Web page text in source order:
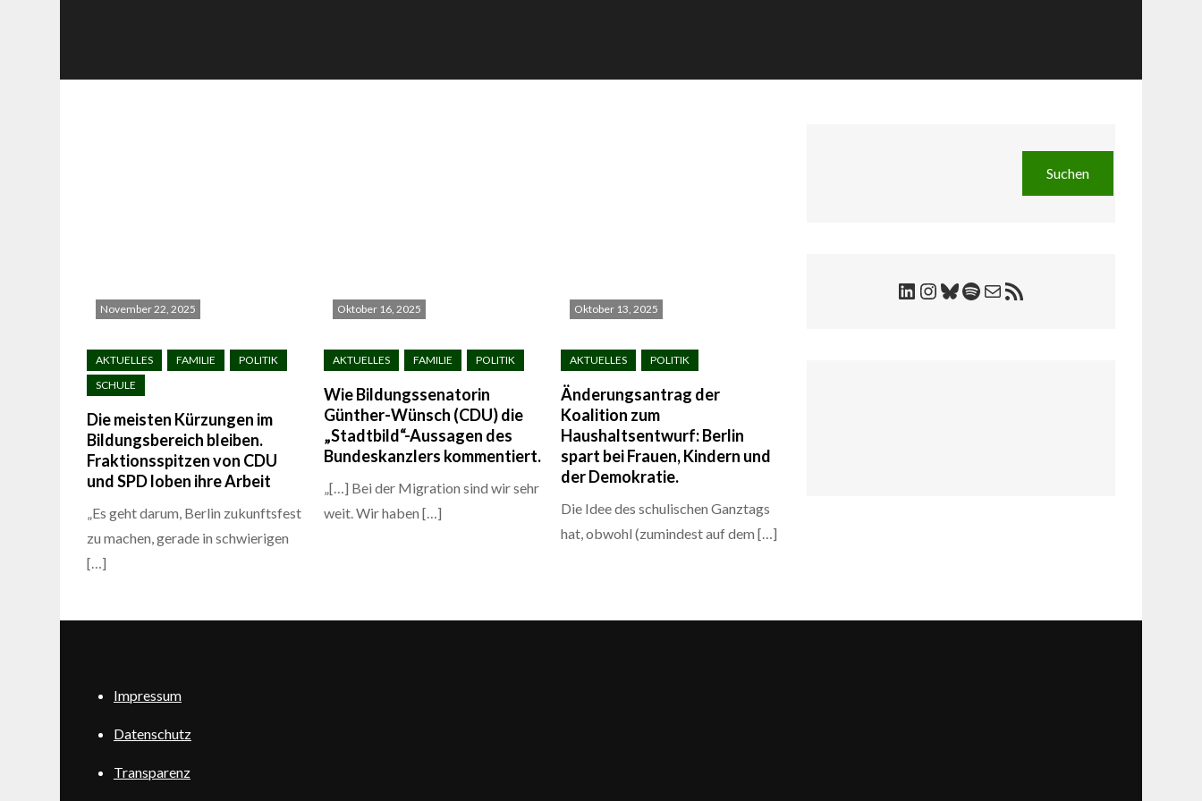
November 22, 2025
Die meisten Kürzungen im
Bildungsbereich bleiben.
Fraktionsspitzen von CDU
und SPD loben ihre Arbeit
„Es geht darum, Berlin zukunftsfest
zu machen, gerade in schwierigen
[…]
Oktober 16, 2025
Wie Bildungssenatorin
Günther-Wünsch (CDU) die
„Stadtbild“-Aussagen des
Bundeskanzlers kommentiert.
„[…] Bei der Migration sind wir sehr
weit. Wir haben […]
Oktober 13, 2025
Änderungsantrag der
Koalition zum
Haushaltsentwurf: Berlin
spart bei Frauen, Kindern und
der Demokratie.
Die Idee des schulischen Ganztags
hat, obwohl (zumindest auf dem […]
Suchen
LinkedIn
Instagram
Bluesky
Spotify
E-Mail
RSS-Feed
Impressum
Datenschutz
Transparenz